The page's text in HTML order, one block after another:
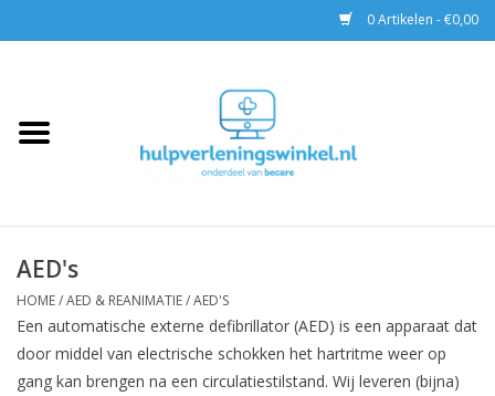
0 Artikelen - €0,00
EHBO
Pax tassen
AED's
HOME/AED & REANIMATIE/AED'S
Een automatische externe defibrillator (AED) is een apparaat dat
door middel van electrische schokken het hartritme weer op
gang kan brengen na een circulatiestilstand. Wij leveren (bijna)